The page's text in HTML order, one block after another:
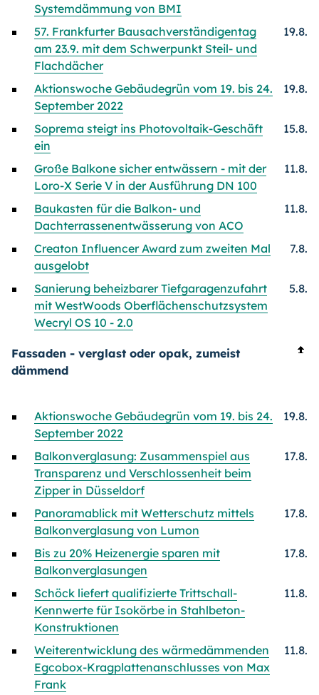
Systemdämmung von BMI
57. Frankfurter Bausachverständigentag
am 23.9. mit dem Schwerpunkt Steil- und
Flachdächer
19.8.
Aktionswoche Gebäudegrün vom 19. bis 24.
September 2022
19.8.
Soprema steigt ins Photovoltaik-Geschäft
ein
15.8.
Große Balkone sicher entwässern - mit der
Loro-X Serie V in der Ausführung DN 100
11.8.
Baukasten für die Balkon- und
Dachterrassenentwässerung von ACO
11.8.
Creaton Influencer Award zum zweiten Mal
ausgelobt
7.8.
Sanierung beheizbarer Tiefgaragenzufahrt
mit WestWoods Oberflächenschutzsystem
Wecryl OS 10 - 2.0
5.8.
Fassaden - verglast oder opak, zumeist
dämmend
Aktionswoche Gebäudegrün vom 19. bis 24.
September 2022
19.8.
Balkonverglasung: Zusammenspiel aus
Transparenz und Verschlossenheit beim
Zipper in Düsseldorf
17.8.
Panoramablick mit Wetterschutz mittels
Balkonverglasung von Lumon
17.8.
Bis zu 20% Heizenergie sparen mit
Balkonverglasungen
17.8.
Schöck liefert qualifizierte Trittschall-
Kennwerte für Isokörbe in Stahlbeton-
Konstruktionen
11.8.
Weiterentwicklung des wärmedämmenden
Egcobox-Kragplattenanschlusses von Max
Frank
11.8.